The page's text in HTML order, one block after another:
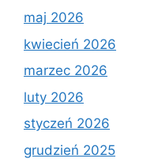
maj 2026
kwiecień 2026
marzec 2026
luty 2026
styczeń 2026
grudzień 2025